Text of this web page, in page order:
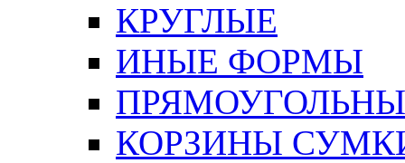
КРУГЛЫЕ
ИНЫЕ ФОРМЫ
КОРЗИНЫ